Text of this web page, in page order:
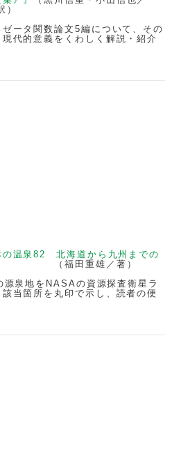
）
ータ関数論文5編について、その
代的意義をくわしく解説・紹介
温泉82 北海道から九州までの
重雄／著）
泉地をNASAの資源探査衛星ラ
当箇所を丸印で示し、読者の便